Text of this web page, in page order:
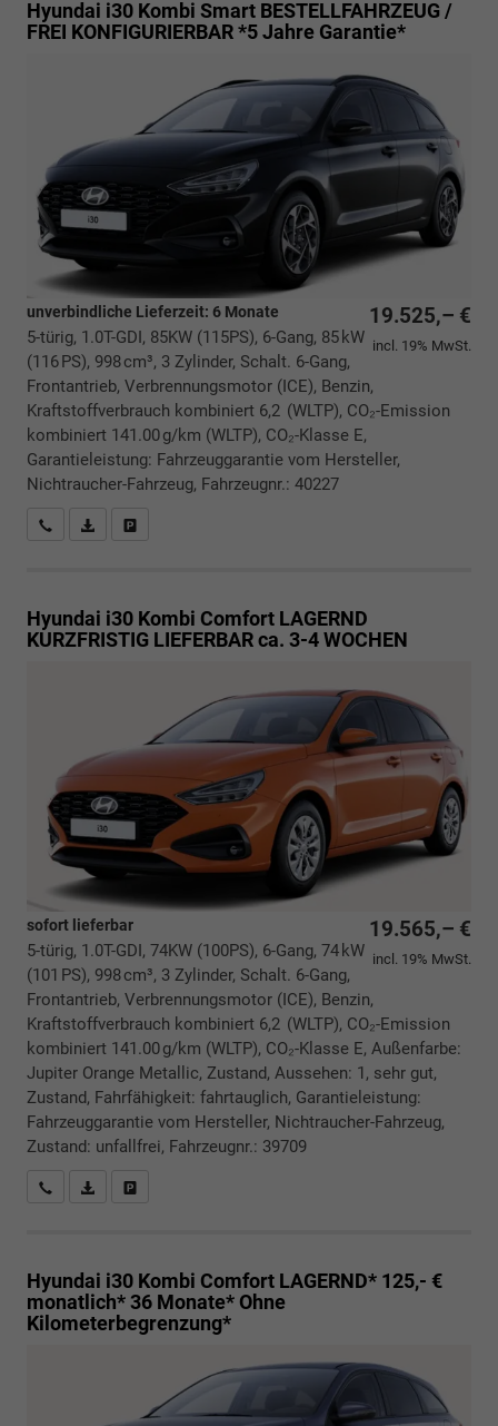
Hyundai i30 Kombi Smart BESTELLFAHRZEUG /
FREI KONFIGURIERBAR *5 Jahre Garantie*
19.525,– €
incl. 19% MwSt.
unverbindliche Lieferzeit: 6 Monate
5-türig, 1.0T-GDI, 85KW (115PS), 6-Gang, 85 kW
(116 PS), 998 cm³, 3 Zylinder, Schalt. 6-Gang,
Frontantrieb, Verbrennungsmotor (ICE), Benzin,
Kraftstoffverbrauch kombiniert 6,2 (WLTP), CO₂-Emission
kombiniert 141.00 g/km (WLTP), CO₂-Klasse E,
Garantieleistung: Fahrzeuggarantie vom Hersteller,
Nichtraucher-Fahrzeug, Fahrzeugnr.: 40227
Rückrufbitte absenden
PDF-Datei, Fahrzeugexposé drucken
Hyundai i30 Kombi Comfort LAGERND
KURZFRISTIG LIEFERBAR ca. 3-4 WOCHEN
19.565,– €
incl. 19% MwSt.
sofort lieferbar
5-türig, 1.0T-GDI, 74KW (100PS), 6-Gang, 74 kW
(101 PS), 998 cm³, 3 Zylinder, Schalt. 6-Gang,
Frontantrieb, Verbrennungsmotor (ICE), Benzin,
Kraftstoffverbrauch kombiniert 6,2 (WLTP), CO₂-Emission
kombiniert 141.00 g/km (WLTP), CO₂-Klasse E, Außenfarbe:
Jupiter Orange Metallic, Zustand, Aussehen: 1, sehr gut,
Zustand, Fahrfähigkeit: fahrtauglich, Garantieleistung:
Fahrzeuggarantie vom Hersteller, Nichtraucher-Fahrzeug,
Zustand: unfallfrei, Fahrzeugnr.: 39709
Rückrufbitte absenden
PDF-Datei, Fahrzeugexposé drucken
Hyundai i30 Kombi Comfort LAGERND* 125,- €
monatlich* 36 Monate* Ohne
Kilometerbegrenzung*